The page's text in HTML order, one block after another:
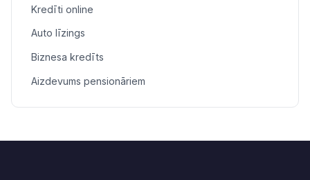
Kredīti online
Auto līzings
Biznesa kredīts
Aizdevums pensionāriem